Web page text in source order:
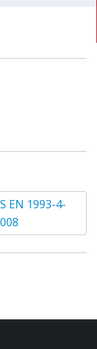
EN 1993-4-